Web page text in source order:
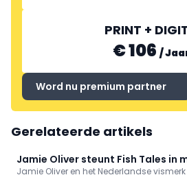
PRINT +
€ 106 /
Word nu premium partner
Gerelateerde artikels
Jamie Oliver steunt Fish Tales in
vis
Jamie Oliver en het Nederlandse